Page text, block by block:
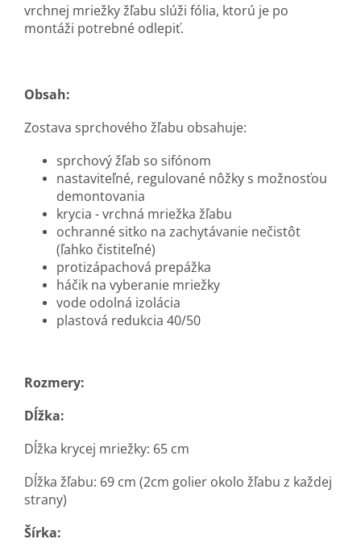
vrchnej mriežky žľabu slúži fólia, ktorú je po
montáži potrebné odlepiť.
Obsah:
Zostava sprchového žľabu obsahuje:
sprchový žľab so sifónom
nastaviteľné, regulované nôžky s možnosťou
demontovania
krycia - vrchná mriežka žľabu
ochranné sitko na zachytávanie nečistôt
(ľahko čistiteľné)
protizápachová prepážka
háčik na vyberanie mriežky
vode odolná izolácia
plastová redukcia 40/50
Rozmery:
Dĺžka:
Dĺžka krycej mriežky: 65 cm
Dĺžka žľabu: 69 cm (2cm golier okolo žľabu z každej
strany)
Šírka: